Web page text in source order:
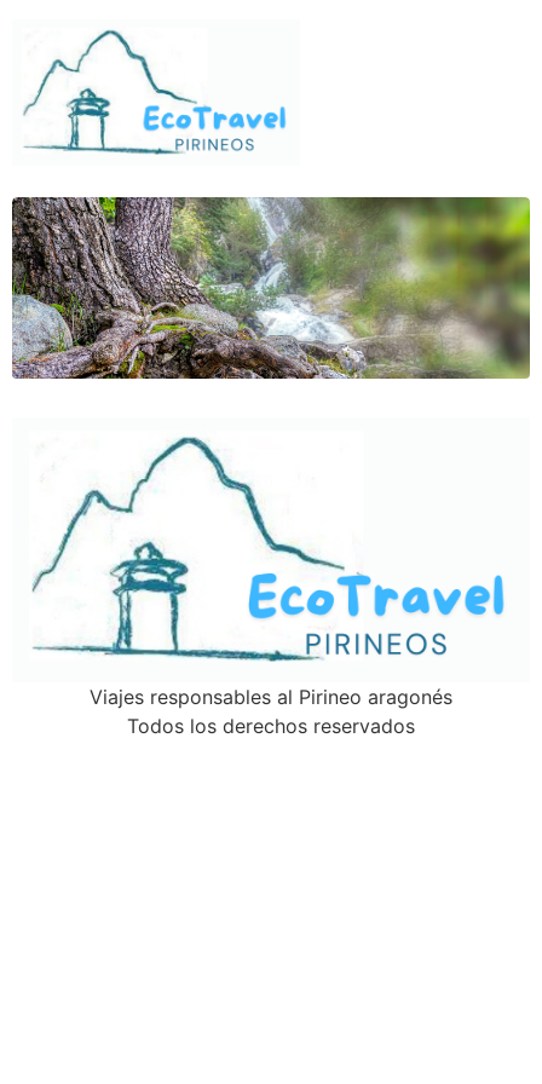
Viajes responsables al Pirineo aragonés
Todos los derechos reservados